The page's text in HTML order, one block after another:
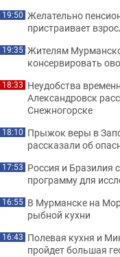
19:50 Желательно
пристраивает
19:35 Жителям
консервировать
18:33 Неудобства
Александровск
Снежногорске
18:10 Прыжок веры в
рассказали об
17:53 Россия и Бразилия
программу для
16:55 В Мурманске на
рыбной кухни
16:43 Полевая кухня и
пройдет большая